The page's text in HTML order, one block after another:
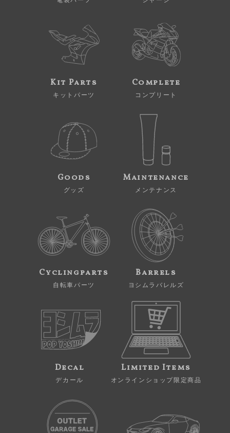
Kit Parts
キットパーツ
Complete
コンプリート
Goods
グッズ
Maintenance
メンテナンス
Cyclingparts
自転車パーツ
Barrels
ヨシムラバレルズ
Decal
デカール
Limited Items
オンラインショップ限定商品